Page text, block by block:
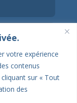
votre expérience
contenus
sur « Tout
des